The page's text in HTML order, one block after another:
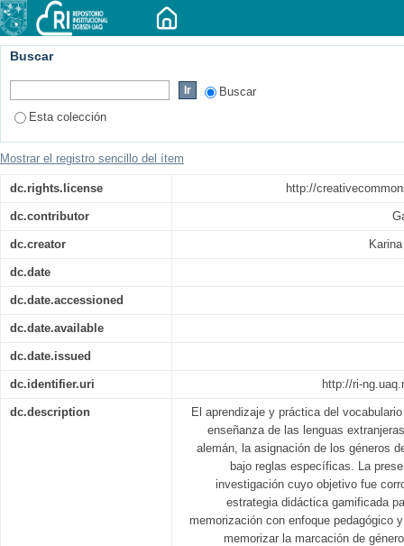
Buscar
Buscar
Esta colección
Mostrar el registro sencillo del ítem
dc.rights.license http://
dc.contributor
dc.creator
dc.date
dc.date.accessioned
dc.date.available
dc.date.issued
dc.identifier.uri http://ri-
dc.description
El aprendizaje y práctica del
enseñanza de las lenguas
alemán, la asignación de los géneros
bajo reglas específicas. La
investigación cuyo objetivo fue
estrategia didáctica gamificada
memorización con enfoque pedagógico
memorizar la marcación de